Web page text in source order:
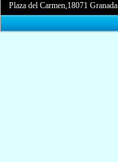
Plaza del Carmen,18071 Granada